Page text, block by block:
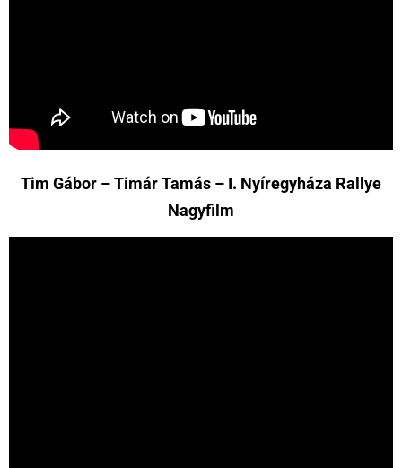
Tim Gábor – Timár Tamás – I. Nyíregyháza Rallye
Nagyfilm